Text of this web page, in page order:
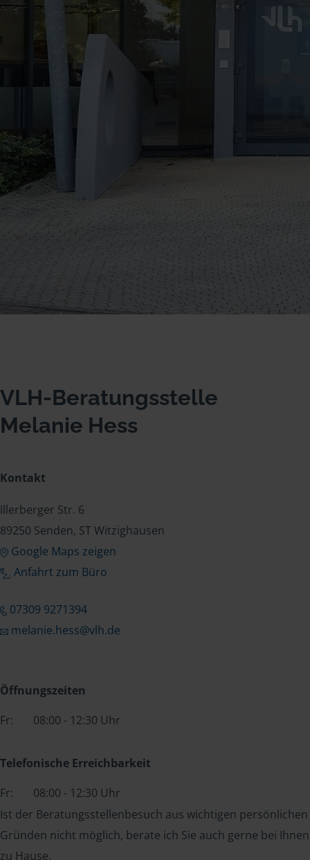
VLH-Beratungsstelle
Melanie Hess
Kontakt
Illerberger Str. 6
89250 Senden, ST Witzighausen
Google Maps zeigen
Anfahrt zum Büro
07309 9271394
melanie.hess@vlh.de
Öffnungszeiten
Fr:
08:00 - 12:30 Uhr
Telefonische Erreichbarkeit
Fr:
08:00 - 12:30 Uhr
Ist der Beratungsstellenbesuch aus wichtigen persönlichen
Gründen nicht möglich, berate ich Sie auch gerne bei Ihnen
zu Hause.